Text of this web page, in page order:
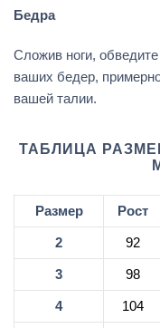
Бедра
Сложив ноги,
ваших бедер,
вашей талии.
ТАБЛИЦА
Размер Рост
2 92
3 98
4 104